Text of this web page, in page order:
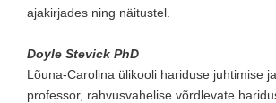
ajakirjades ning näitustel.
Doyle Stevick PhD
Lõuna-Carolina ülikooli hariduse juhtimise
professor, rahvusvahelise võrdlevate